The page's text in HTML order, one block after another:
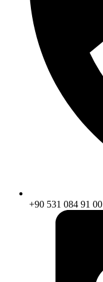
+90 531 084 91 00